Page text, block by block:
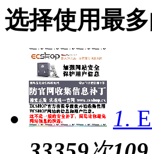
选择使用最
1.